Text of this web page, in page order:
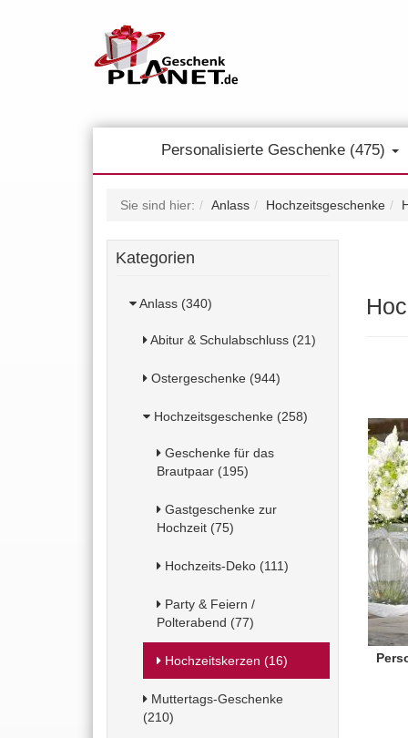
Personalisierte Geschenke (475)
Sie sind hier: Anlass Hochzeitsgeschenke
Kategorien
Anlass (340)
Abitur & Schulabschluss (21)
Ostergeschenke (944)
Hochzeitsgeschenke (258)
Geschenke für das
Brautpaar (195)
Gastgeschenke zur
Hochzeit (75)
Hochzeits-Deko (111)
Party & Feiern /
Polterabend (77)
Hochzeitskerzen (16)
Muttertags-Geschenke
(210)